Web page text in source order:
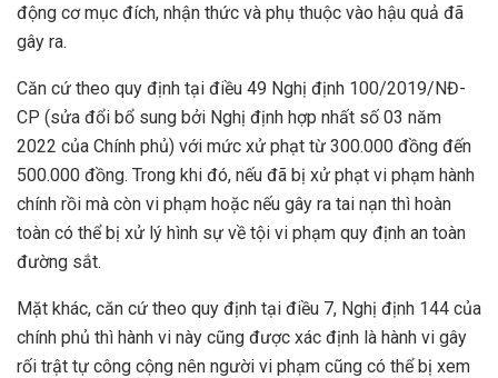
động cơ mục đích, nhận thức và phụ thuộc vào hậu quả đã
gây ra.
Căn cứ theo quy định tại điều 49 Nghị định 100/2019/NĐ-
CP (sửa đổi bổ sung bởi Nghị định hợp nhất số 03 năm
2022 của Chính phủ) với mức xử phạt từ 300.000 đồng đến
500.000 đồng. Trong khi đó, nếu đã bị xử phạt vi phạm hành
chính rồi mà còn vi phạm hoặc nếu gây ra tai nạn thì hoàn
toàn có thể bị xử lý hình sự về tội vi phạm quy định an toàn
đường sắt.
Mặt khác, căn cứ theo quy định tại điều 7, Nghị định 144 của
chính phủ thì hành vi này cũng được xác định là hành vi gây
rối trật tự công cộng nên người vi phạm cũng có thể bị xem